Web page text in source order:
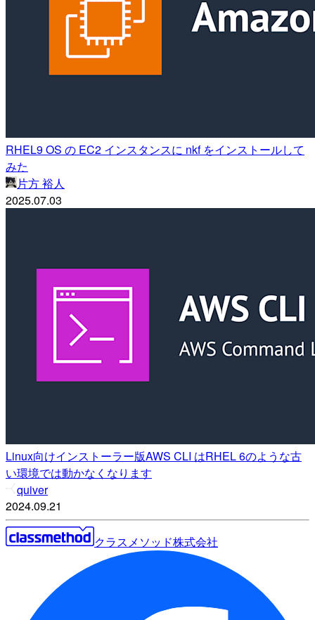
RHEL9 OS の EC2 インスタンスに nkf をインストールして
みた
片方 裕人
2025.07.03
Linux向けインストーラー版AWS CLI はRHEL 6のような古
い環境では動かなくなります
quiver
2024.09.21
クラスメソッド株式会社